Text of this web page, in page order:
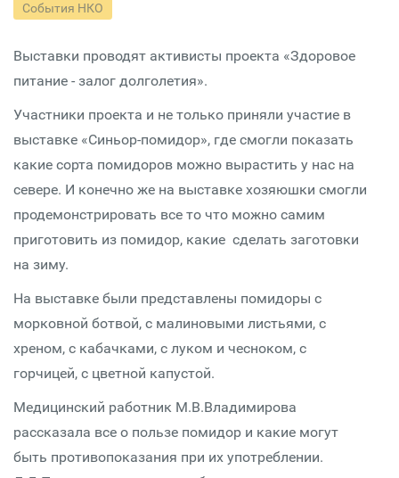
События НКО
Выставки проводят активисты проекта «Здоровое
питание - залог долголетия».
Участники проекта и не только приняли участие в
выставке «Синьор-помидор», где смогли показать
какие сорта помидоров можно вырастить у нас на
севере. И конечно же на выставке хозяюшки смогли
продемонстрировать все то что можно самим
приготовить из помидор, какие сделать заготовки
на зиму.
На выставке были представлены помидоры с
морковной ботвой, с малиновыми листьями, с
хреном, с кабачками, с луком и чесноком, с
горчицей, с цветной капустой.
Медицинский работник М.В.Владимирова
рассказала все о пользе помидор и какие могут
быть противопоказания при их употреблении.